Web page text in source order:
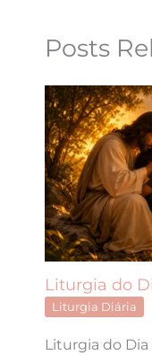
Posts
Liturgia do
Liturgia Diária
Liturgia do